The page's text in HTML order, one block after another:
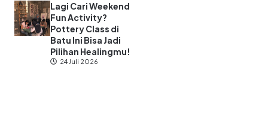
Lagi Cari Weekend
Fun Activity?
Pottery Class di
Batu Ini Bisa Jadi
Pilihan Healingmu!
24 Juli 2026